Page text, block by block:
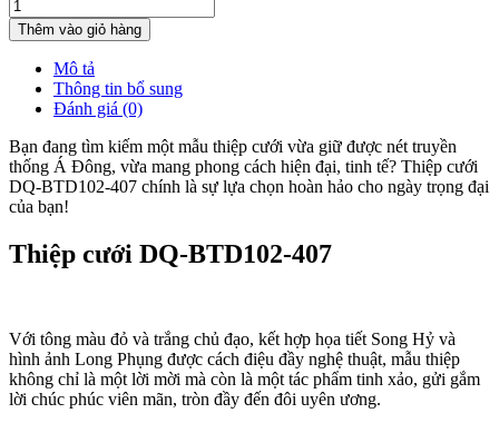
Thêm vào giỏ hàng
Mô tả
Thông tin bổ sung
Đánh giá (0)
Bạn đang tìm kiếm một mẫu thiệp cưới vừa giữ được nét truyền
thống Á Đông, vừa mang phong cách hiện đại, tinh tế? Thiệp cưới
DQ-BTD102-407 chính là sự lựa chọn hoàn hảo cho ngày trọng đại
của bạn!
Thiệp cưới DQ-BTD102-407
Với tông màu đỏ và trắng chủ đạo, kết hợp họa tiết Song Hỷ và
hình ảnh Long Phụng được cách điệu đầy nghệ thuật, mẫu thiệp
không chỉ là một lời mời mà còn là một tác phẩm tinh xảo, gửi gắm
lời chúc phúc viên mãn, tròn đầy đến đôi uyên ương.